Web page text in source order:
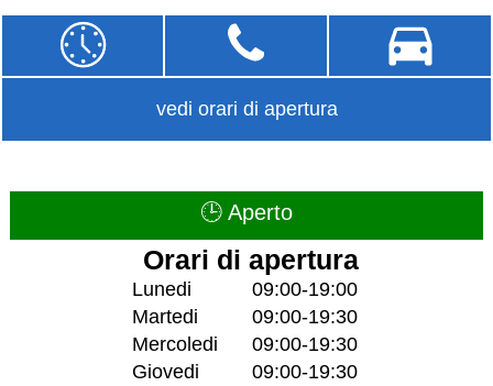
vedi orari di apertura
🕒 Aperto
Orari di apertura
Lunedi
09:00-19:00
Martedi
09:00-19:30
Mercoledi
09:00-19:30
Giovedi
09:00-19:30